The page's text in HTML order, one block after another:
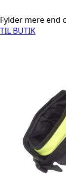
Fylder mere end
TIL BUTIK